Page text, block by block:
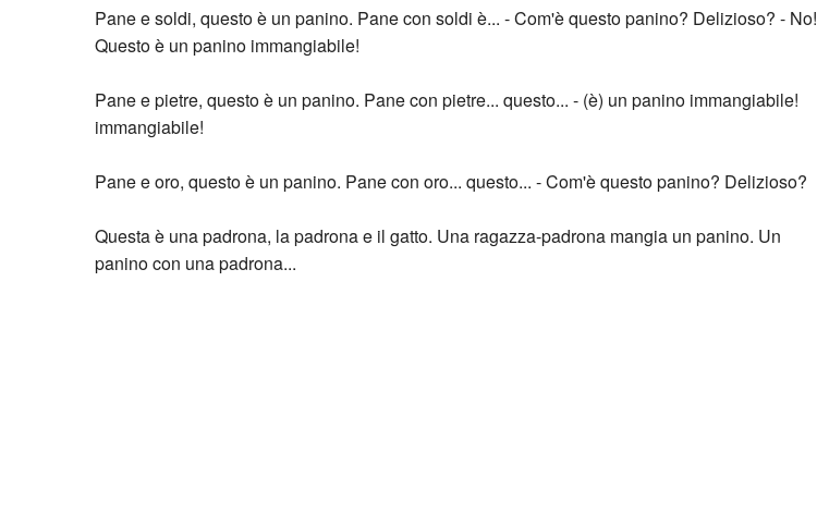
Pane e soldi, questo è un panino. Pane con soldi è... - Com'è questo panino? Delizioso? - No!
Questo è un panino immangiabile!
Pane e pietre, questo è un panino. Pane con pietre... questo... - (è) un panino immangiabile!
immangiabile!
Pane e oro, questo è un panino. Pane con oro... questo... - Com'è questo panino? Delizioso?
Questa è una padrona, la padrona e il gatto. Una ragazza-padrona mangia un panino. Un
panino con una padrona...